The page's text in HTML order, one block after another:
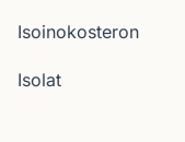
Isoinokosteron
Isolat